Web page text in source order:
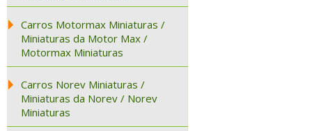
Carros Motormax Miniaturas /
Miniaturas da Motor Max /
Motormax Miniaturas
Carros Norev Miniaturas /
Miniaturas da Norev / Norev
Miniaturas